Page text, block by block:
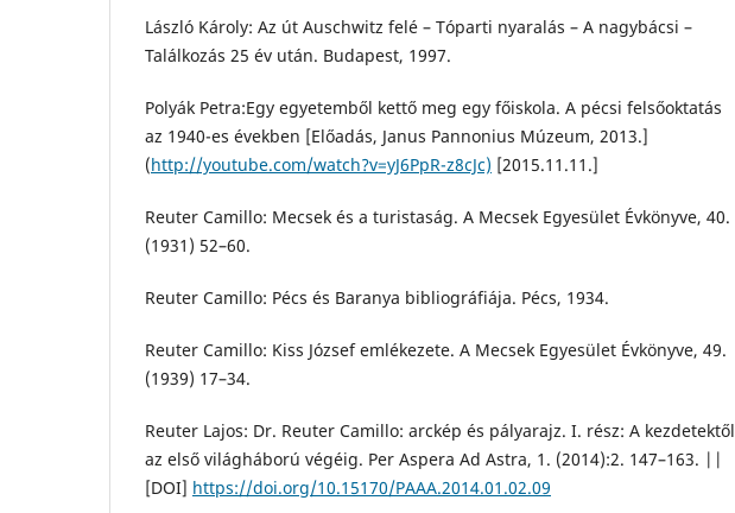
László Károly: Az út Auschwitz felé – Tóparti nyaralás – A nagybácsi –
Találkozás 25 év után. Budapest, 1997.
Polyák Petra:Egy egyetemből kettő meg egy főiskola. A pécsi felsőoktatás
az 1940-es években [Előadás, Janus Pannonius Múzeum, 2013.]
(http://youtube.com/watch?v=yJ6PpR-z8cJc) [2015.11.11.]
Reuter Camillo: Mecsek és a turistaság. A Mecsek Egyesület Évkönyve, 40.
(1931) 52–60.
Reuter Camillo: Pécs és Baranya bibliográfiája. Pécs, 1934.
Reuter Camillo: Kiss József emlékezete. A Mecsek Egyesület Évkönyve, 49.
(1939) 17–34.
Reuter Lajos: Dr. Reuter Camillo: arckép és pályarajz. I. rész: A kezdetektől
az első világháború végéig. Per Aspera Ad Astra, 1. (2014):2. 147–163. ||
[DOI] https://doi.org/10.15170/PAAA.2014.01.02.09